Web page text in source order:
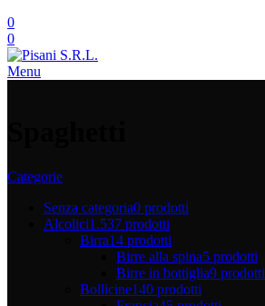
0
0
Menu
Categorie
Senza categoria0 prodotti
Alcolici1.537 prodotti
Birra14 prodotti
Birre alla spina5 prodotti
Birre in bottiglia9 prodotti
Bollicine140 prodotti